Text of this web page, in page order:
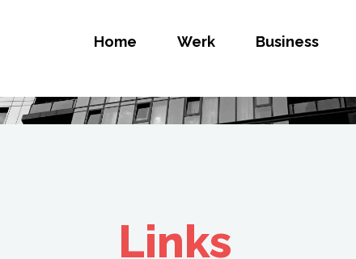
Home Werk Business
Links